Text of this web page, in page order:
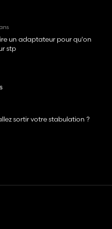
un adaptateur pour qu'on
stp
sortir votre stabulation ?